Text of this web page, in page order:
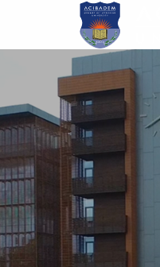
main